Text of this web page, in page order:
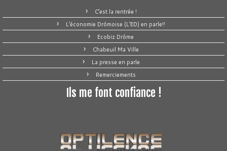
C’est la rentrée !
L’économie Drômoise (L’ED) en parle!!
Ecobiz Drôme
Chabeuil Ma Ville
La presse en parle
Remerciements
Ils me font confiance !